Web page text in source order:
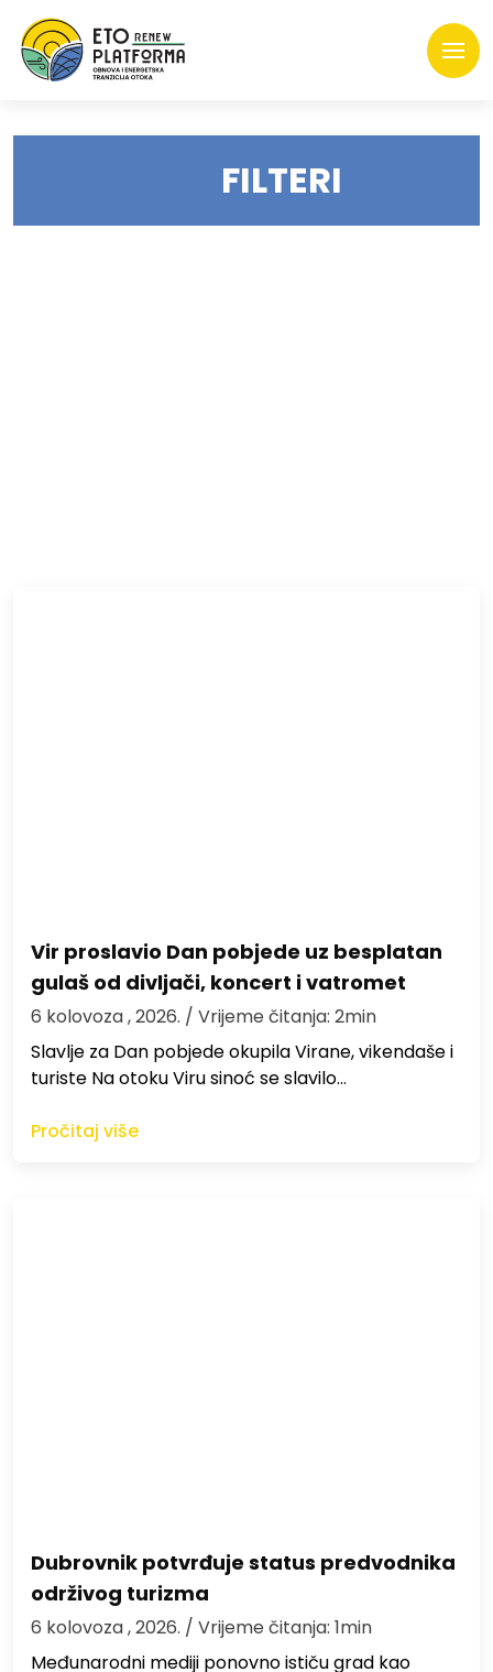
FILTERI
Vir proslavio Dan pobjede uz besplatan
gulaš od divljači, koncert i vatromet
6 kolovoza , 2026. / Vrijeme čitanja: 2min
Slavlje za Dan pobjede okupila Virane, vikendaše i
turiste Na otoku Viru sinoć se slavilo…
Pročitaj više
Dubrovnik potvrđuje status predvodnika
održivog turizma
6 kolovoza , 2026. / Vrijeme čitanja: 1min
Međunarodni mediji ponovno ističu grad kao